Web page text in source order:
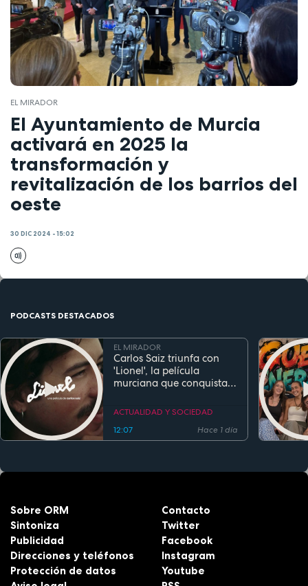
EL MIRADOR
El Ayuntamiento de Murcia
activará en 2025 la
transformación y
revitalización de los barrios del
oeste
30 DIC 2024 - 15:02
PODCASTS DESTACADOS
EL MIRADOR
Carlos Saiz triunfa con
'Lionel', la película
murciana que conquista
estreno
ACTUALIDAD Y SOCIEDAD
12:07
Hace 1 día
Sobre ORM
Sintoniza
Publicidad
Direcciones y teléfonos
Protección de datos
Contacto
Twitter
Facebook
Instagram
Youtube